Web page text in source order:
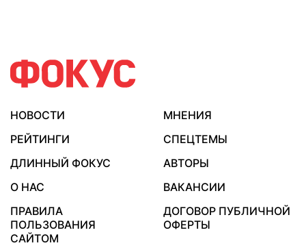
НОВОСТИ
МНЕНИЯ
РЕЙТИНГИ
СПЕЦТЕМЫ
ДЛИННЫЙ ФОКУС
АВТОРЫ
О НАС
ВАКАНСИИ
ПРАВИЛА
ПОЛЬЗОВАНИЯ
САЙТОМ
ДОГОВОР ПУБЛИЧНОЙ
ОФЕРТЫ